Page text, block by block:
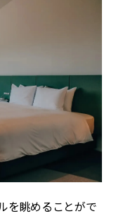
を眺めることがで